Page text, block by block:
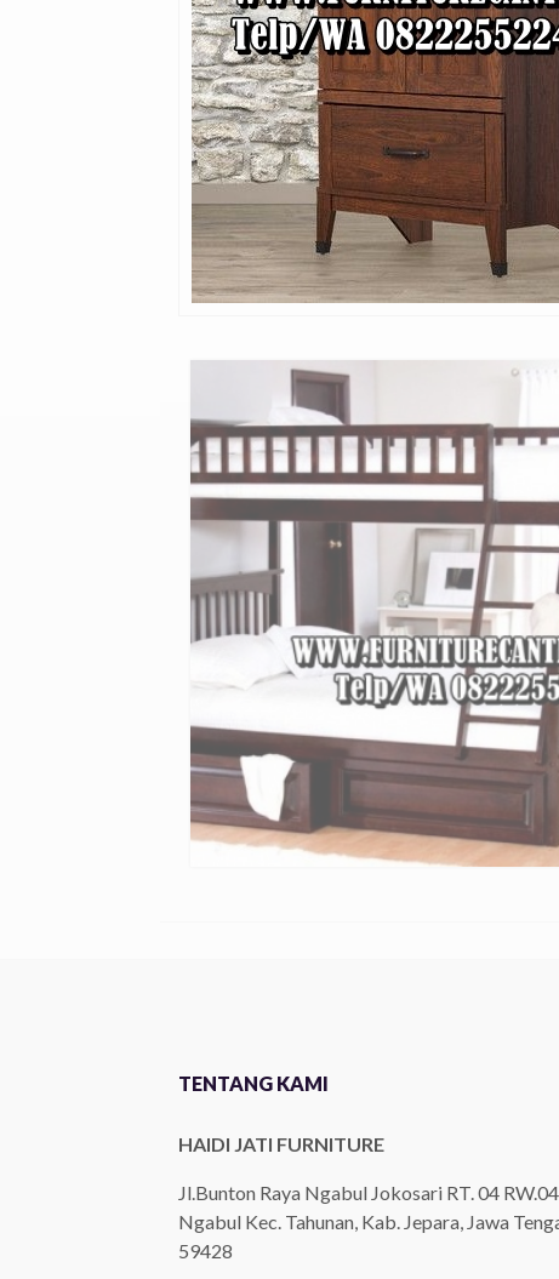
TENTANG KAMI
HAIDI JATI FURNITURE
Jl.Bunton Raya Ngabul Jokosari RT. 04 RW.04
Ngabul Kec. Tahunan, Kab. Jepara, Jawa
59428